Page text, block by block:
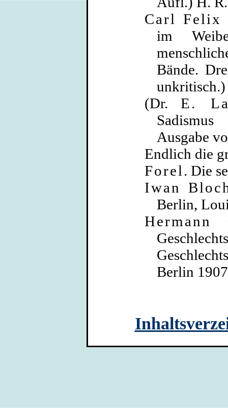
Carl Felix
im
Bände.
unkritisch.)
(Dr. E.
Ausgabe
Endlich die
Forel . Die
Iwan
Berlin,
Hermann
Berlin